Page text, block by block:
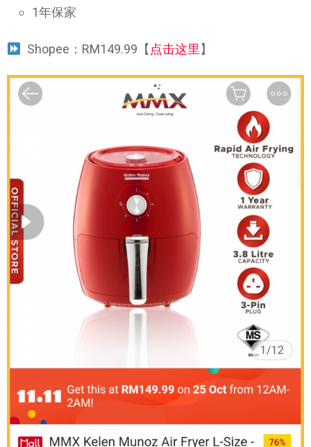
1年保家
Shopee：RM149.99【 点击这里 】